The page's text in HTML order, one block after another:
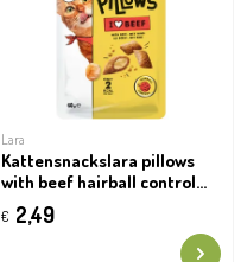
Lara
Kattensnackslara pillows
with beef hairball control
treats 60g
€ 2,49